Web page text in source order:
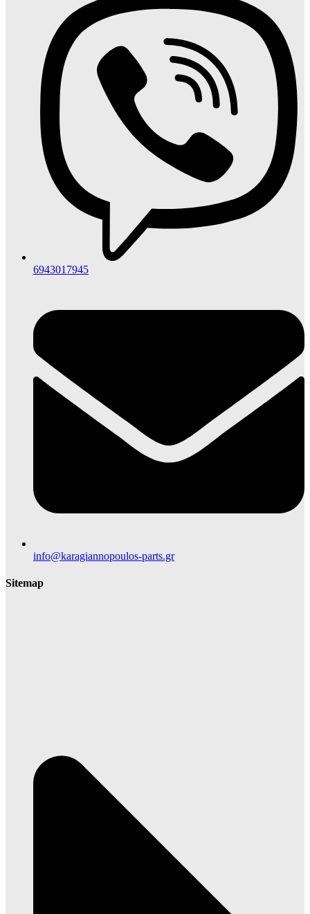
6943017945
info@karagiannopoulos-parts.gr
Sitemap